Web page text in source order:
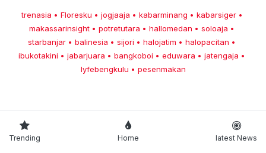
trenasia • Floresku • jogjaaja • kabarminang • kabarsiger •
makassarinsight • potretutara • hallomedan • soloaja •
starbanjar • balinesia • sijori • halojatim • halopacitan •
ibukotakini • jabarjuara • bangkoboi • eduwara • jatengaja •
lyfebengkulu • pesenmakan
Trending Home latest News